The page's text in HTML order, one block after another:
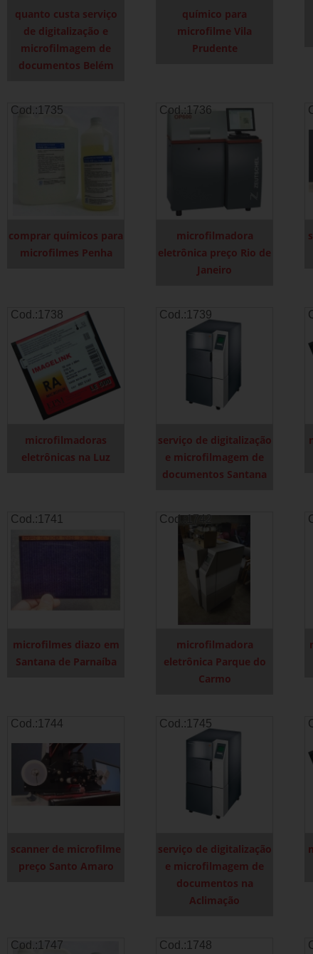
quanto custa serviço
de digitalização e
microfilmagem de
documentos Belém
químico para
microfilme Vila
Prudente
Cod.:1735
comprar químicos para
microfilmes Penha
Cod.:1736
microfilmadora
eletrônica preço Rio de
Janeiro
Cod.:1738
microfilmadoras
eletrônicas na Luz
Cod.:1739
serviço de digitalização
e microfilmagem de
documentos Santana
Cod.:1741
microfilmes diazo em
Santana de Parnaíba
Cod.:1742
microfilmadora
eletrônica Parque do
Carmo
Cod.:1744
scanner de microfilme
preço Santo Amaro
Cod.:1745
serviço de digitalização
e microfilmagem de
documentos na
Aclimação
Cod.:1747 Cod.:1748